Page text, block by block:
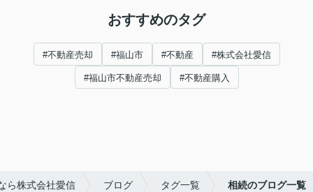
おすすめのタグ
#不動産売却 #福山市 #不動産 #株式会社愛信
#福山市不動産売却 #不動産購入
ら株式会社愛信 ブログ タグ一覧 相続のブログ一覧